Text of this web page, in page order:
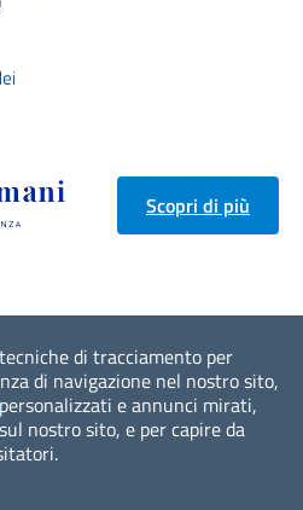
di tracciamento per
di navigazione nel nostro sito,
e annunci mirati,
nostro sito, e per capire da
Scopri di più